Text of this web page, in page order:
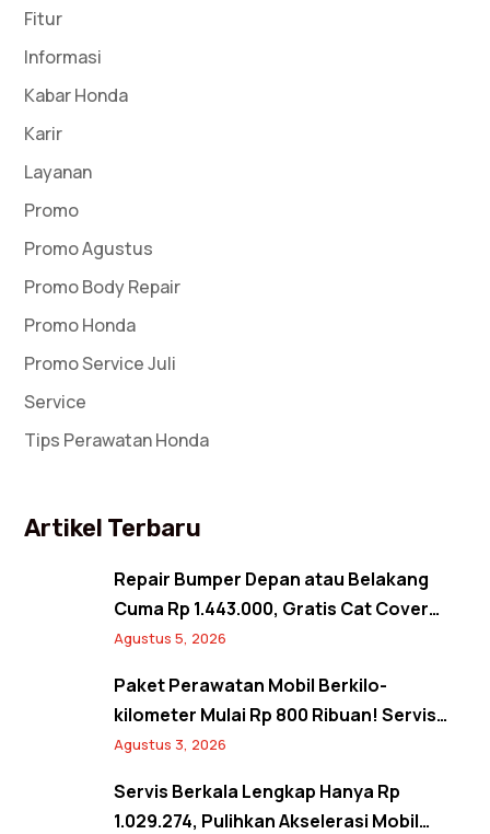
Fitur
Informasi
Kabar Honda
Karir
Layanan
Promo
Promo Agustus
Promo Body Repair
Promo Honda
Promo Service Juli
Service
Tips Perawatan Honda
Artikel Terbaru
Repair Bumper Depan atau Belakang
Cuma Rp 1.443.000, Gratis Cat Cover
Spion! Back to Shine Promo Agustus
Agustus 5, 2026
Paket Perawatan Mobil Berkilo-
kilometer Mulai Rp 800 Ribuan! Servis
Semangat Kemerdekaan Promo Agustus
Agustus 3, 2026
Servis Berkala Lengkap Hanya Rp
1.029.274, Pulihkan Akselerasi Mobil